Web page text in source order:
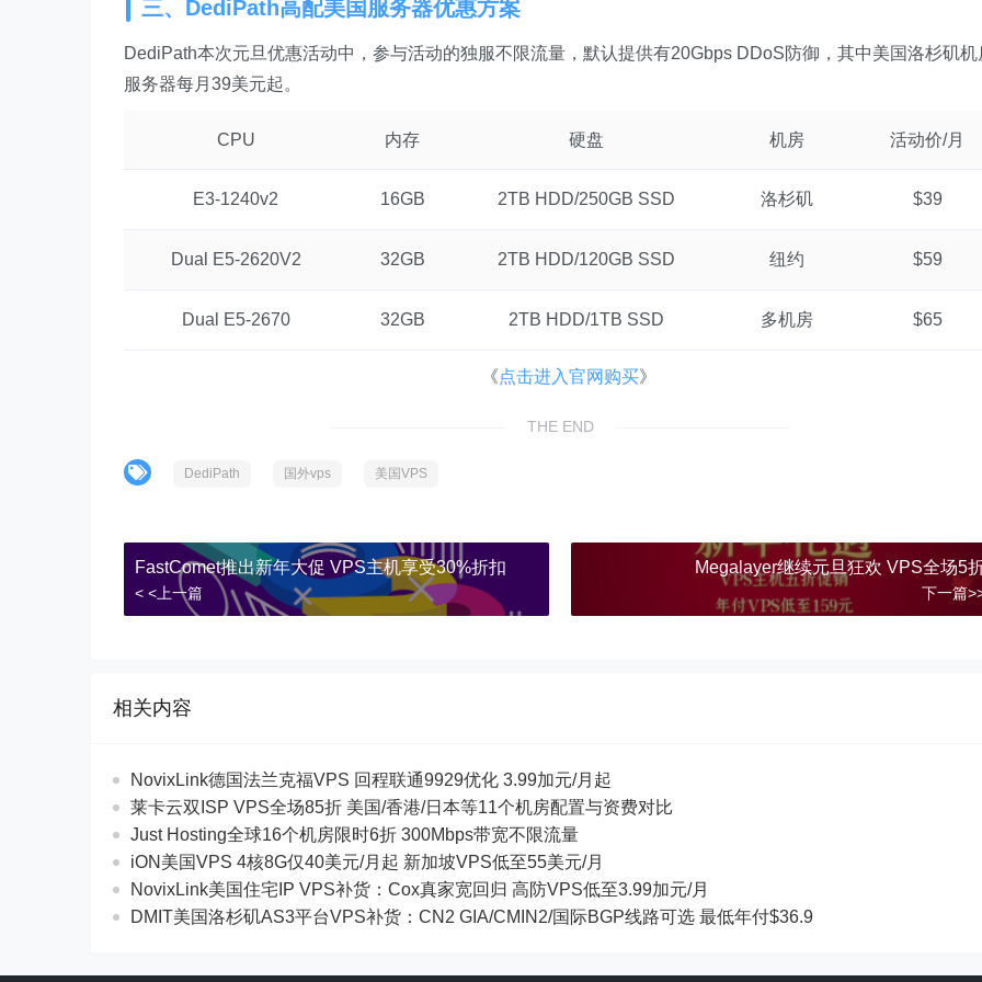
三、DediPath高配美国服务器优惠方案
DediPath本次元旦优惠活动中，参与活动的独服不限流量，默认提供有20Gbps DDoS防御，其中美国洛杉矶机
服务器每月39美元起。
CPU 内存 硬盘 机房 活动价/月
E3-1240v2 16GB 2TB HDD/250GB SSD 洛杉矶 $39
Dual E5-2620V2 32GB 2TB HDD/120GB SSD 纽约 $59
Dual E5-2670 32GB 2TB HDD/1TB SSD 多机房 $65
《点击进入官网购买》
THE END
DediPath 国外vps 美国VPS
FastComet推出新年大促 VPS主机享受30%折扣
< <上一篇
Megalayer继续元旦狂欢 VPS全场5
下一篇
相关内容
NovixLink德国法兰克福VPS 回程联通9929优化 3.99加元/月起
莱卡云双ISP VPS全场85折 美国/香港/日本等11个机房配置与资费对比
Just Hosting全球16个机房限时6折 300Mbps带宽不限流量
iON美国VPS 4核8G仅40美元/月起 新加坡VPS低至55美元/月
NovixLink美国住宅IP VPS补货：Cox真家宽回归 高防VPS低至3.99加元/月
DMIT美国洛杉矶AS3平台VPS补货：CN2 GIA/CMIN2/国际BGP线路可选 最低年付$36.9